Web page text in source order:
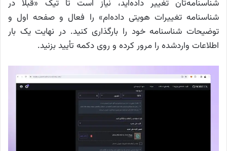
شناسنامه‌تان تغییر داده‌اید، نیاز است تا تیک «قبلاً در
شناسنامه تغییرات هویتی داده‌ام» را فعال و صفحه اول و
توضیحات شناسنامه خود را بارگذاری کنید. در نهایت یک بار
اطلاعات واردشده را مرور کرده و روی دکمه تأیید بزنید.